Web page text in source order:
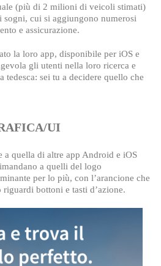
(più di 2 milioni di veicoli stimati)
sogni, cui si aggiungono numerosi
e assicurazione.
la loro app, disponibile per iOS e
gli utenti nella loro ricerca e
tedesca: sei tu a decidere quello che
UI
a quella di altre app Android e iOS
a quelli del logo
per lo più, con l’arancione che
bottoni e tasti d’azione.